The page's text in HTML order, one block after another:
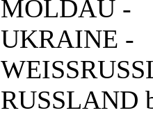
MOLDAU -
UKRAINE -
RUSSLAND